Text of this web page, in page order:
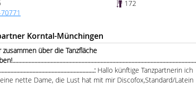
172
Korntal-Münchingen
zusammen über die Tanzfläche
Hallo künftige Tanzpartnerin ich
nette Dame, die Lust hat mit mir Discofox,Standard/Latein